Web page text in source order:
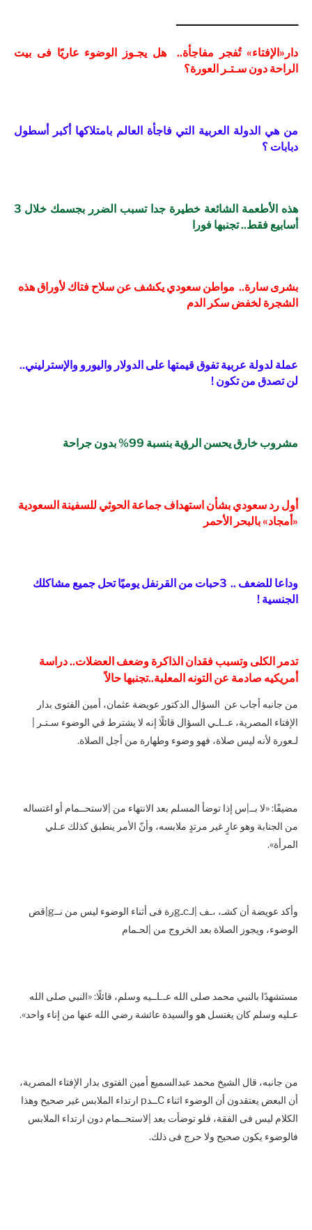
ـــــــــــــــــــــــــــــــــــ
دار«الإفتاء» تُفجر مفاجأة.. هل يجـوز الوضوء عاريًا فى بيت
الراحة دون سـتـر العورة؟
من هي الدولة العربية التي فاجأة العالم بامتلاكها أكبر أسطول
دبابات ؟
هذه الأطعمة الشائعة خطيرة جدا تسبب الضرر بجسمك خلال 3
أسابيع فقط.. تجنبها فورا
بشرى سارة.. مواطن سعودي يكشف عن سلاح فتاك لأوراق هذه
الشجرة لخفض سكر الدم
عملة لدولة عربية تفوق قيمتها على الدولار واليورو والإسترليني..
لن تصدق من تكون !
مشروب خارق يحسن الرؤية بنسبة 99% بدون جراحة
أول رد سعودي بشأن استهداف جماعة الحوثي للسفينة السعودية
«أمجاد» بالبحر الأحمر
وداعا للضعف .. 3حبات من القرنفل يوميًا تحل جميع مشاكلك
الجنسية !
تدمر الكلى وتسبب فقدان الذاكرة وضعف العضلات.. دراسة
أمريكيه صادمة عن التونه المعلبة..تجنبها حالاً
من جانبه أجاب عن السؤال الدكتور عويضة عثمان، أمين الفتوى بدار
الإفتاء المصرية، عـLـي السؤال قائلًا إنه لا يشترط في الوضوء سـتـر |
لـعورة لأنه ليس صلاة، فهو وضوء وطهارة من أجل الصلاة.
مضيفًا: «لا بــ|س إذا توضأ المسلم بعد الانتهاء من |لاستحــمام أو اغتساله
من الجنابة وهو عارٍ غير مرتدٍ ملابسه، وأنّ الأمر ينطبق كذلك عـلي
المرأة».
وأكد عويضة أن كشـ، ،ـف |لـcـgرة فى أثناء الوضوء ليس من نــg|قض
الوضوء، ويجوز الصلاة بعد الخروج من |لحـمام
مستشهدًا بالنبي محمد صلى الله عـLــيه وسلم، قائلًا: «النبي صلى الله
عـليه وسلم كان يغتسل هو والسيدة عائشة رضي الله عنها من إناء واحد».
من جانبه، قال الشيخ محمد عبدالسميع أمين الفتوى بدار الإفتاء المصرية،
أن البعض يعتقدون أن الوضوء اثناء Cــدp ارتداء الملابس غير صحيح وهذا
الكلام ليس فى الفقة، فلو توضأت بعد |لاستحــمام دون ارتداء الملابس
فالوضوء يكون صحيح ولا حرج فى ذلك.